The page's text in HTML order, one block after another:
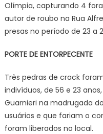
Olímpia, capturando 4
autor de roubo na Rua
presas no período de 23 a
PORTE DE ENTORPECENTE
Três pedras de crack
indivíduos, de 56 e 23
Guarnieri na madrugada
usuários e que fariam o
foram liberados no local.